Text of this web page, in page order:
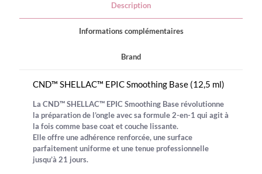
Description
Informations complémentaires
Brand
CND™ SHELLAC™ EPIC Smoothing Base (12,5 ml)
LaCND™ SHELLAC™ EPIC Smoothing Base révolutionne
la préparation de l’ongle avec sa formule 2-en-1 qui agit à
la fois comme base coat et couche lissante.
Elle offre une adhérence renforcée, une surface
parfaitement uniforme et une tenue professionnelle
jusqu’à 21 jours.